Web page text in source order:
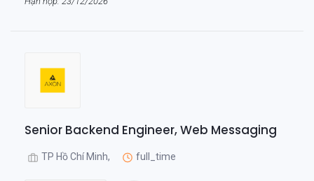
Senior Backend Engineer, Web Messaging
TP Hồ Chí Minh, full_time